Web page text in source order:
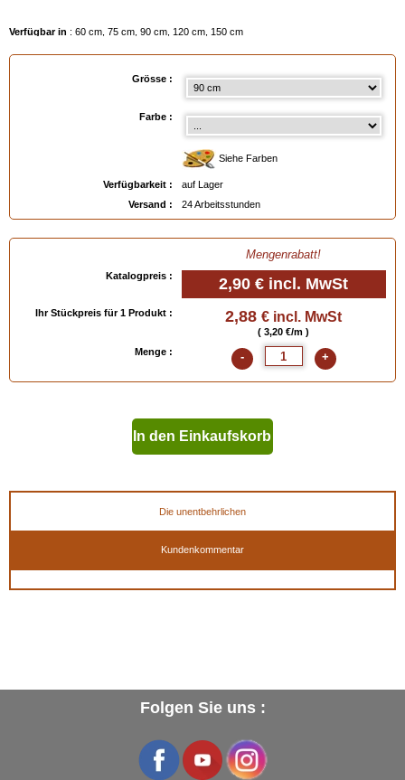
Verfügbar in : 60 cm, 75 cm, 90 cm, 120 cm, 150 cm
Grösse :
Farbe :
Siehe Farben
Verfügbarkeit :
auf Lager
Versand :
24 Arbeitsstunden
Mengenrabatt!
Katalogpreis : 2,90 € incl. MwSt
Ihr Stückpreis für 1 Produkt : 2,88 € incl. MwSt
( 3,20 €/m )
Menge :
- +
In den Einkaufskorb
Die unentbehrlichen
Kundenkommentar
Folgen Sie uns :